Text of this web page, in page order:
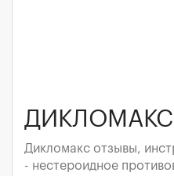
ДИКЛОМАКС
Дикломакс отзывы,
- нестероидное